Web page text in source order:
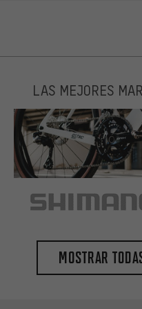
LAS MEJORES
Mostrar